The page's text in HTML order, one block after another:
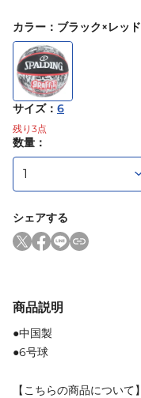
カラー ： ブラック×レッド
サイズ： 6
残り 3点
数量：
シェアする
商品説明
●中国製
●6号球
【こちらの商品について】